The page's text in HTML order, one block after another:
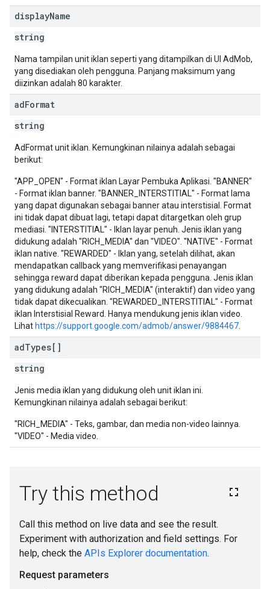
displayName
string
Nama tampilan unit iklan seperti yang ditampilkan di UI AdMob,
yang disediakan oleh pengguna. Panjang maksimum yang
diizinkan adalah 80 karakter.
adFormat
string
AdFormat unit iklan. Kemungkinan nilainya adalah sebagai
berikut:
"APP_OPEN" - Format iklan Layar Pembuka Aplikasi. "BANNER"
- Format iklan banner. "BANNER_INTERSTITIAL" - Format lama
yang dapat digunakan sebagai banner atau interstisial. Format
ini tidak dapat dibuat lagi, tetapi dapat ditargetkan oleh grup
mediasi. "INTERSTITIAL" - Iklan layar penuh. Jenis iklan yang
didukung adalah "RICH_MEDIA" dan "VIDEO". "NATIVE" - Format
iklan native. "REWARDED" - Iklan yang, setelah dilihat, akan
mendapatkan callback yang memverifikasi penayangan
sehingga reward dapat diberikan kepada pengguna. Jenis iklan
yang didukung adalah "RICH_MEDIA" (interaktif) dan video yang
tidak dapat dikecualikan. "REWARDED_INTERSTITIAL" - Format
iklan Interstisial Reward. Hanya mendukung jenis iklan video.
Lihat https://support.google.com/admob/answer/9884467
adTypes[]
string
Jenis media iklan yang didukung oleh unit iklan ini.
Kemungkinan nilainya adalah sebagai berikut:
"RICH_MEDIA" - Teks, gambar, dan media non-video lainnya.
"VIDEO" - Media video.